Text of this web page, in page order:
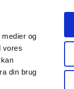
og
vores
din brug
Særlige